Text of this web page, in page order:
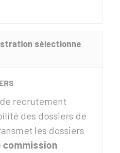
sélectionne
recrutement
des dossiers de
les dossiers
commission